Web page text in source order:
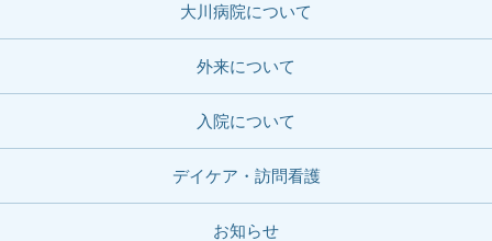
大川病院について
外来について
入院について
デイケア・訪問看護
お知らせ